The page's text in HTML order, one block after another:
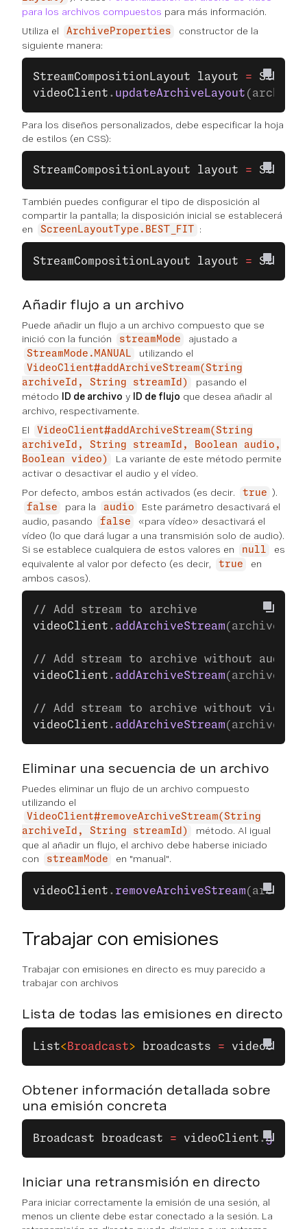
para los archivos compuestos para más información.
Utiliza el
ArchiveProperties
constructor de la
siguiente manera:
StreamCompositionLayout layout =
videoClient . updateArchiveLayout
Para los diseños personalizados, debe especificar la hoja
de estilos (en CSS):
StreamCompositionLayout layout =
También puedes configurar el tipo de disposición al
compartir la pantalla; la disposición inicial se establecerá
en
ScreenLayoutType.BEST_FIT :
StreamCompositionLayout layout =
Añadir flujo a un archivo
Puede añadir un flujo a un archivo compuesto que se
inició con la función
streamMode ajustado a
StreamMode.MANUAL utilizando el
VideoClient#addArchiveStream(String
archiveId, String streamId)
pasando el
método
ID de archivo y ID de flujo que desea añadir al
archivo, respectivamente.
El
VideoClient#addArchiveStream(String
archiveId, String streamId, Boolean audio,
Boolean video)
La variante de este método permite
activar o desactivar el audio y el vídeo.
Por defecto, ambos están activados (es decir.
true ).
false para la audio
Este parámetro desactivará el
audio, pasando
false
«para vídeo» desactivará el
vídeo (lo que dará lugar a una transmisión solo de audio).
Si se establece cualquiera de estos valores en
null
es
equivalente al valor por defecto (es decir,
true
en
ambos casos).
// Add stream to archive
videoClient . addArchiveStream(archiveId,
// Add stream to archive without audio
videoClient . addArchiveStream(archiveId,
// Add stream to archive without video
videoClient . addArchiveStream(archiveId,
Eliminar una secuencia de un archivo
Puedes eliminar un flujo de un archivo compuesto
utilizando el
VideoClient#removeArchiveStream(String
archiveId, String streamId)
método. Al igual
que al añadir un flujo, el archivo debe haberse iniciado
con
streamMode en "manual".
videoClient . removeArchiveStream
Trabajar con emisiones
Trabajar con emisiones en directo es muy parecido a
trabajar con archivos
Lista de todas las emisiones en directo
List< Broadcast> broadcasts = videoClient
Obtener información detallada sobre
una emisión concreta
Broadcast broadcast = videoClient .
Iniciar una retransmisión en directo
Para iniciar correctamente la emisión de una sesión, al
menos un cliente debe estar conectado a la sesión. La